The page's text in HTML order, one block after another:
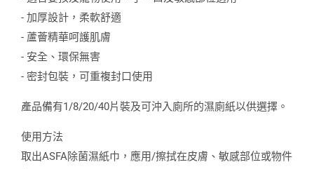
- 加厚設計，柔軟舒適
- 蘆薈精華呵護肌膚
- 安全、環保無害
- 密封包裝，可重複封口使用
產品備有1/8/20/40片裝及可沖入廁所的濕廁紙以供選擇。
使用方法
取出ASFA除菌濕紙巾，應用/擦拭在皮膚、敏感部位或物件